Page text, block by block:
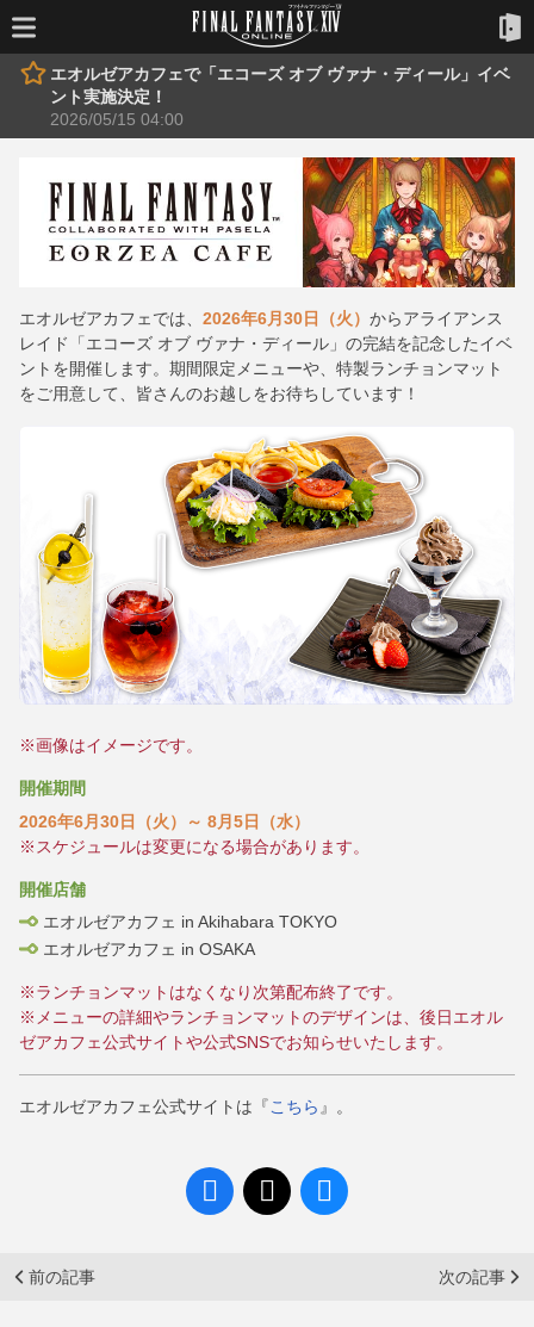
エオルゼアカフェで「エコーズ オブ ヴァナ・ディール」イベ
ント実施決定！
2026/05/15 04:00
エオルゼアカフェでは、 2026年6月30日（火） からアライアンス
レイド「エコーズ オブ ヴァナ・ディール」の完結を記念したイベ
ントを開催します。期間限定メニューや、特製ランチョンマット
をご用意して、皆さんのお越しをお待ちしています！
※画像はイメージです。
開催期間
2026年6月30日（火）～ 8月5日（水）
※スケジュールは変更になる場合があります。
開催店舗
エオルゼアカフェ in Akihabara TOKYO
エオルゼアカフェ in OSAKA
※ランチョンマットはなくなり次第配布終了です。
※メニューの詳細やランチョンマットのデザインは、後日エオル
ゼアカフェ公式サイトや公式SNSでお知らせいたします。
エオルゼアカフェ公式サイトは『こちら 』。
前の記事 次の記事